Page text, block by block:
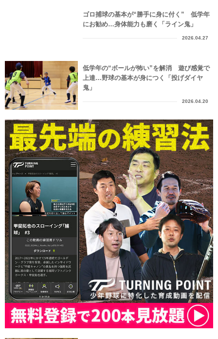
ゴロ捕球の基本が“勝手に身に付く” 低学年
にお勧め…身体能力も磨く「ライン鬼」
2026.04.27
低学年の“ボールが怖い”を解消 遊び感覚で
上達…野球の基本が身につく「投げダイヤ
鬼」
2026.04.20